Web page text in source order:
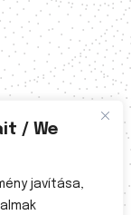
/ We
javítása,